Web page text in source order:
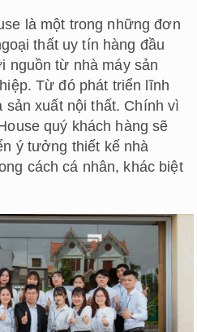
là một trong những đơn
thất uy tín hàng đầu
nguồn từ nhà máy sản
Từ đó phát triển lĩnh
xuất nội thất. Chính vì
quý khách hàng sẽ
ý tưởng thiết kế nhà
cách cá nhân, khác biệt